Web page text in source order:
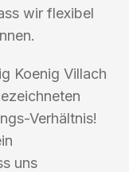
wir flexibel
Koenig Villach
Verhältnis!
uns